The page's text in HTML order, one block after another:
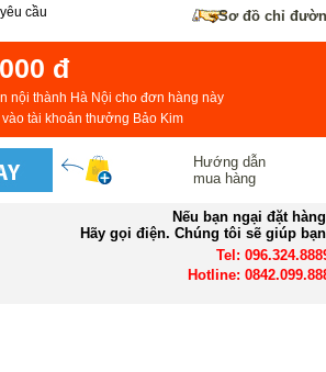
Sơ đồ chỉ
cầu
đ
nội thành Hà Nội cho đơn hàng này
tài khoản thưởng Bảo Kim
Hướng dẫn
mua hàng
Nếu bạn ngại đặt
Hãy gọi điện. Chúng tôi sẽ giúp
Tel:
Hotline: